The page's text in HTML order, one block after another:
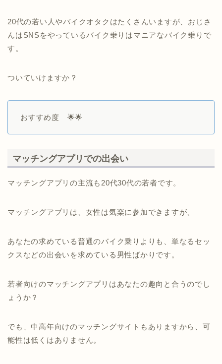
20代の若い人やバイクオタクはたくさんいますが、おじさ
んはSNSをやっているバイク乗りはマニアなバイク乗りで
す。
ついていけますか？
おすすめ度 🌟🌟
マッチングアプリでの出会い
マッチングアプリの主流も20代30代の若者です。
マッチングアプリは、女性は気楽に参加できますが、
あなたの求めている普通のバイク乗りよりも、単なるセッ
クスなどの出会いを求めている男性ばかりです。
若者向けのマッチングアプリはあなたの趣向と合うのでし
ょうか？
でも、中高年向けのマッチングサイトもありますから、可
能性は低くはありません。